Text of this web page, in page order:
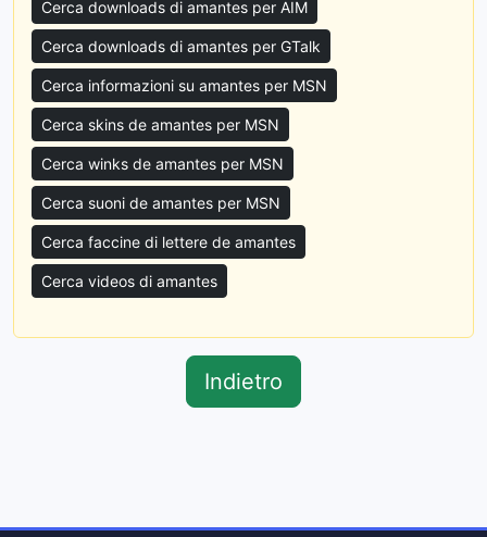
Cerca downloads di amantes per AIM
Cerca downloads di amantes per GTalk
Cerca informazioni su amantes per MSN
Cerca skins de amantes per MSN
Cerca winks de amantes per MSN
Cerca suoni de amantes per MSN
Cerca faccine di lettere de amantes
Cerca videos di amantes
Indietro